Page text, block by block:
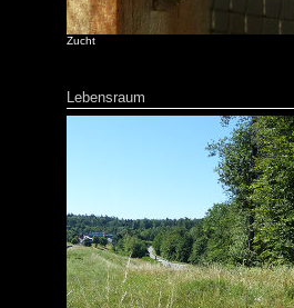
Zucht
Lebensraum